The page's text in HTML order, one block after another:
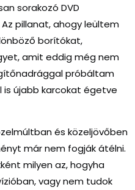
sorakozó DVD
pillanat, ahogy leültem
borítókat,
amit eddig még nem
próbáltam
újabb karcokat égetve
és közeljövőben
már nem fogják átélni.
milyen az, hogyha
vagy nem tudok